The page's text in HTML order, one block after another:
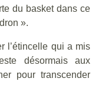
du basket dans ce
».
l’étincelle qui a mis
désormais aux
pour transcender